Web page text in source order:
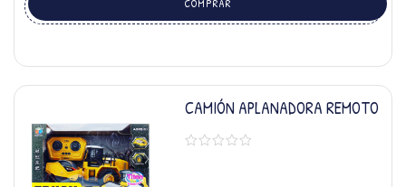
CAMIÓN APLANADORA REMOTO